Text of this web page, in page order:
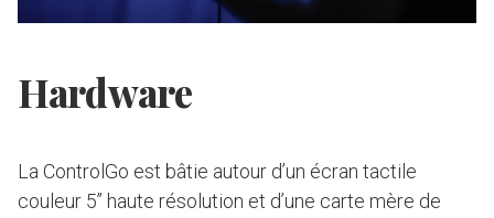
Hardware
La ControlGo est bâtie autour d’un écran tactile
couleur 5’’ haute résolution et d’une carte mère de